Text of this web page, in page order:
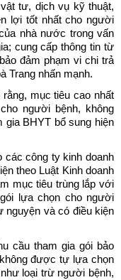
tư, dịch vụ kỹ thuật,
lợi tốt nhất cho người
nhà nước trong vấn
cung cấp thông tin từ
đảm phạm vi chi trả
Trang nhấn mạnh.
mục tiêu cao nhất
người bệnh, không
gia BHYT bổ sung hiện
các công ty kinh doanh
theo Luật Kinh doanh
mục tiêu trùng lắp với
lựa chọn cho người
nguyện và có điều kiện
cầu tham gia gói bảo
được tự lựa chọn
loại trừ người bệnh,